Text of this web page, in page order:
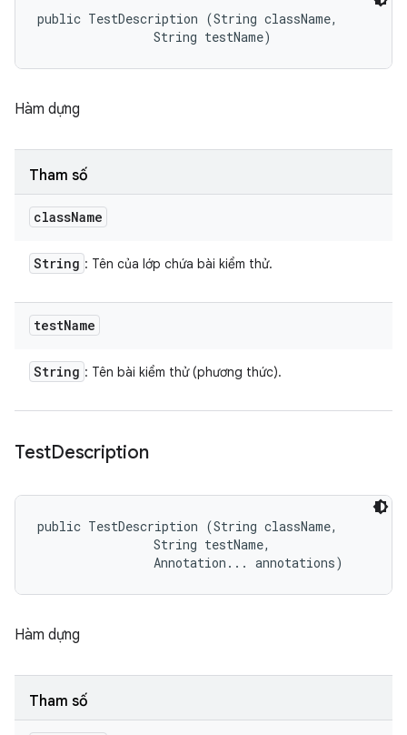
public TestDescription (String className,
                String testName)
Hàm dựng
Tham số
className
String : Tên của lớp chứa bài kiểm thử.
testName
String : Tên bài kiểm thử (phương thức).
TestDescription
public TestDescription (String className,
                String testName,
                Annotation... annotations)
Hàm dựng
Tham số